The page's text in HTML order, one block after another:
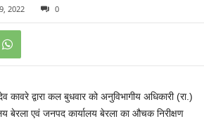
2022 0
कावरे द्वारा कल बुधवार को अनुविभागीय अधिकारी (रा.)
बेरला एवं जनपद कार्यालय बेरला का औचक निरीक्षण